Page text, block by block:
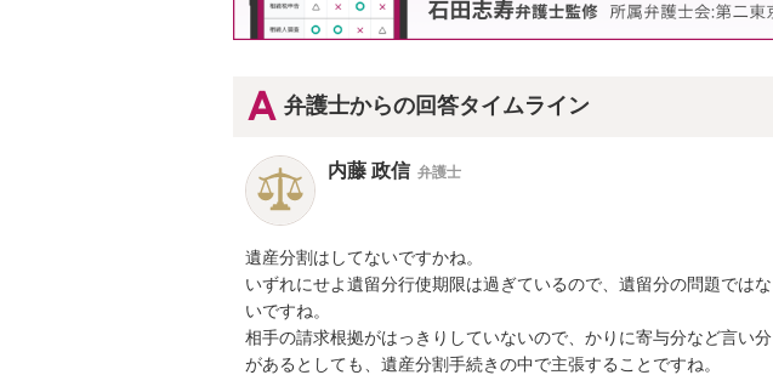
弁護士からの回答タイムライン
内藤 政信 弁護士
遺産分割はしてないですかね。
いずれにせよ遺留分行使期限は過ぎているので、遺留分の問題ではな
いですね。
相手の請求根拠がはっきりしていないので、かりに寄与分など言い分
があるとしても、遺産分割手続きの中で主張することですね。